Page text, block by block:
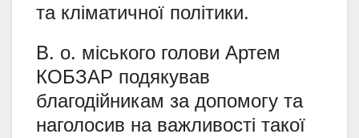
та кліматичної політики.
В. о. міського голови Артем
КОБЗАР подякував
благодійникам за допомогу та
наголосив на важливості такої